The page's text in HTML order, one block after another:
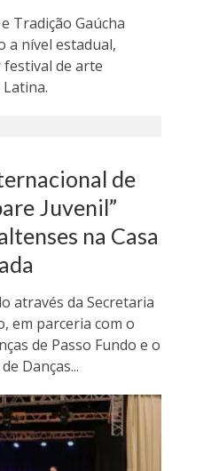
Tradição Gaúcha
a nível estadual,
de arte
de
Juvenil”
na Casa
através da Secretaria
em parceria com o
de Passo Fundo e o
Danças...